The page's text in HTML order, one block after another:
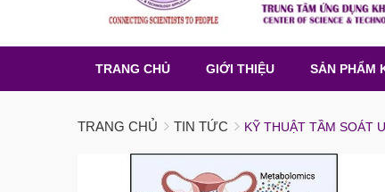
TRANG CHỦ GIỚI THIỆU SẢN PHẨM
TRANG CHỦ TIN TỨC KỸ THUẬT TẦM SOÁT